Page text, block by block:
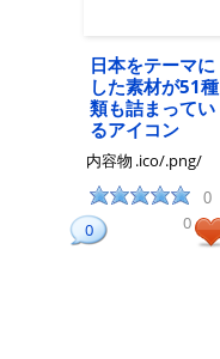
日本をテーマに
した素材が51種
類も詰まってい
るアイコン
内容物 .ico/.png/
0
0 0